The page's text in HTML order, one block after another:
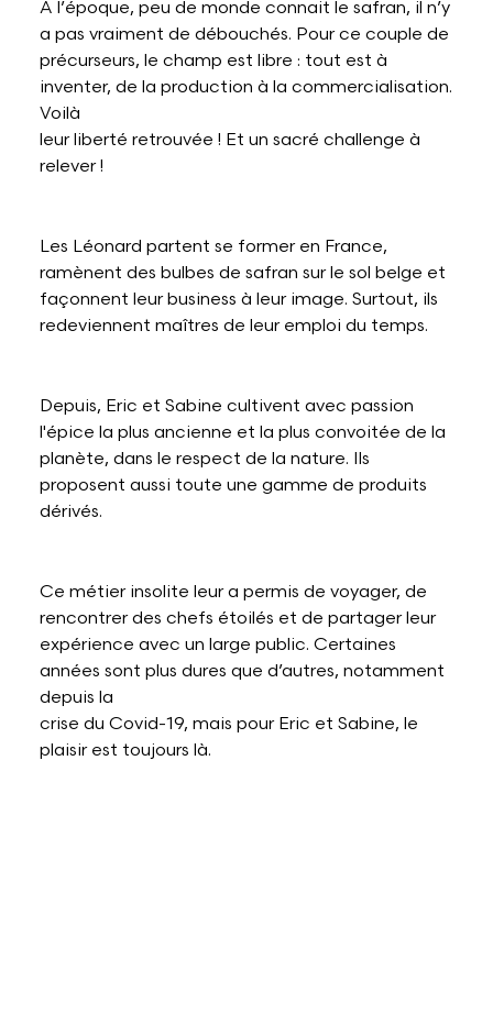
A l’époque, peu de monde connait le safran, il n’y
a pas vraiment de débouchés. Pour ce couple de
précurseurs, le champ est libre : tout est à
inventer, de la production à la commercialisation.
Voilà
leur liberté retrouvée ! Et un sacré challenge à
relever !
Les Léonard partent se former en France,
ramènent des bulbes de safran sur le sol belge et
façonnent leur business à leur image. Surtout, ils
redeviennent maîtres de leur emploi du temps.
Depuis, Eric et Sabine cultivent avec passion
l'épice la plus ancienne et la plus convoitée de la
planète, dans le respect de la nature. Ils
proposent aussi toute une gamme de produits
dérivés.
Ce métier insolite leur a permis de voyager, de
rencontrer des chefs étoilés et de partager leur
expérience avec un large public. Certaines
années sont plus dures que d’autres, notamment
depuis la
crise du Covid-19, mais pour Eric et Sabine, le
plaisir est toujours là.